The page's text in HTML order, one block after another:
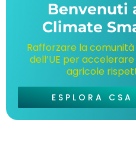
Benvenuti
Climate
Rafforzare la
dell’UE per
agricole
ESPLORA CSA